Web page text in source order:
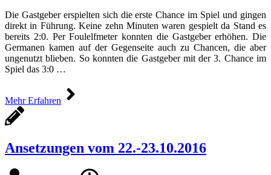
Die Gastgeber erspielten sich die erste Chance im Spiel und gingen
direkt in Führung. Keine zehn Minuten waren gespielt da Stand es
bereits 2:0. Per Foulelfmeter konnten die Gastgeber erhöhen. Die
Germanen kamen auf der Gegenseite auch zu Chancen, die aber
ungenutzt blieben. So konnten die Gastgeber mit der 3. Chance im
Spiel das 3:0 …
Mehr Erfahren
Ansetzungen vom 22.-23.10.2016